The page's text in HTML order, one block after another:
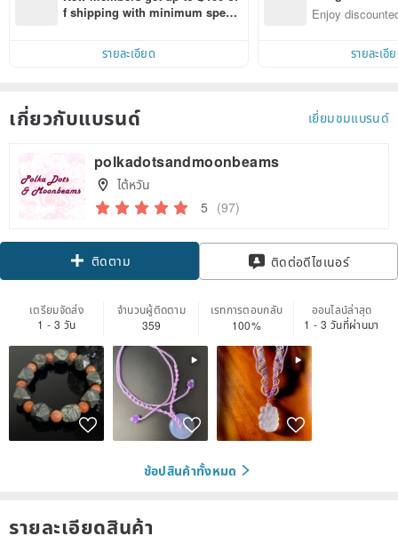
f shipping with minimum spen
within 7 days!
รายละเอียด
n with ease
Enjoy
รายละเอี
เกี่ยวกับแบรนด์ เยี่ยมชมแบรนด์
polkadotsandmoonbeams
ไต้หวัน
5 (97)
ติดตาม ติดต่อดีไซเนอร์
เตรียมจัดส่ง
1 - 3 วัน
จำนวนผู้ติดตาม
359
เรทการตอบกลับ
100%
ออนไลน์ล่าสุด
1 - 3 วันที่ผ่านมา
ช้อปสินค้าทั้งหมด
รายละเอียดสินค้า